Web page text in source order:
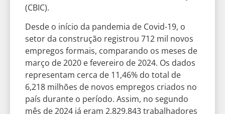
(CBIC).
Desde o início da pandemia de Covid-19, o
setor da construção registrou 712 mil novos
empregos formais, comparando os meses de
março de 2020 e fevereiro de 2024. Os dados
representam cerca de 11,46% do total de
6,218 milhões de novos empregos criados no
país durante o período. Assim, no segundo
mês de 2024 já eram 2.829.843 trabalhadores